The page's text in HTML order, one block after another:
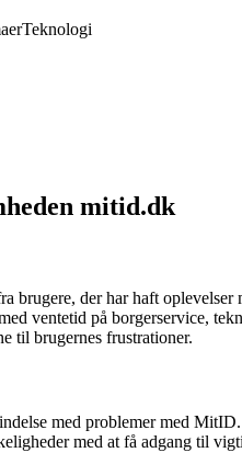
Teknologi
mitid.dk
der har haft
ventetid på borgerservice,
til brugernes frustrationer.
med problemer med
med at få adgang til